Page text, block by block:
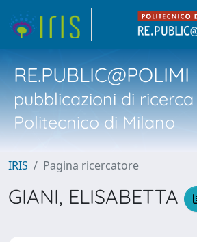
RE.PUBLIC@POLIMI
pubblicazioni di
Politecnico di Milano
IRIS Pagina ricercatore
GIANI, ELISABETTA